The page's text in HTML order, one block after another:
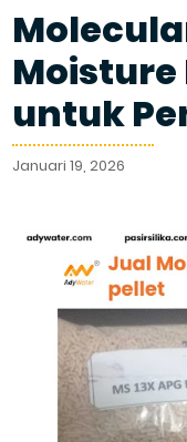
Moisture
untuk
Januari 19, 2026